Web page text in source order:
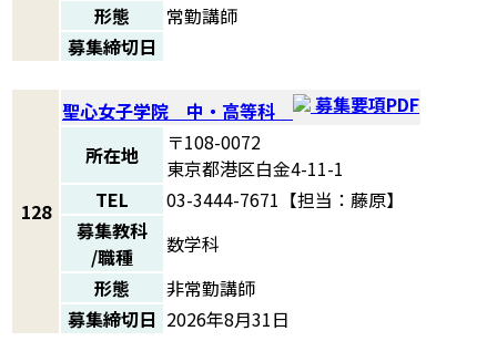
形態
常勤講師
募集締切日
128
聖心女子学院 中・高等科
募集要項PDF
所在地
〒108-0072
東京都港区白金4-11-1
TEL
03-3444-7671【担当：藤原】
募集教科
/職種
数学科
形態
非常勤講師
募集締切日 2026年8月31日